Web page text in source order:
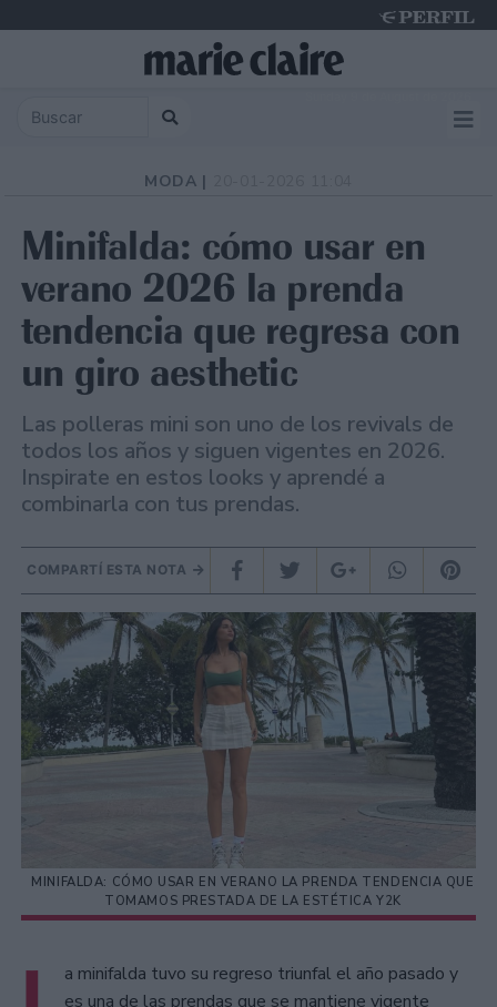
MODA |
Minifalda: cómo usar en
verano 2026 la prenda
tendencia que regresa con
un giro aesthetic
Las polleras mini son uno de los revivals de
todos los años y siguen vigentes en 2026.
Inspirate en estos looks y aprendé a
combinarla con tus prendas.
COMPARTÍ ESTA NOTA
MINIFALDA: CÓMO USAR EN VERANO LA PRENDA TENDENCIA QUE
TOMAMOS PRESTADA DE LA ESTÉTICA Y2K
a minifalda tuvo su regreso triunfal el año pasado y
es una de las prendas que se mantiene vigente